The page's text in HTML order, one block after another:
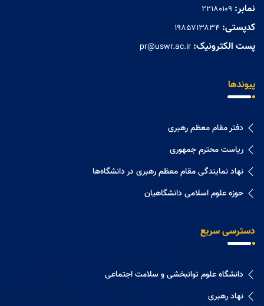
نمابر: ۲۲۱۸۰۱۰۹
کدپستی: ۱۹۸۵۷۱۳۸۳۴
پست الکترونیک: pr@uswr.ac.ir
پیوندها
دفتر مقام معظم رهبری
ریاست محترم جمهوری
نهاد نمايندگی مقام معظم رهبری در دانشگاه‌ها
حوزه علوم اسلامی دانشگاهیان
دسترسی سریع
دانشگاه علوم توانبخشی و سلامت اجتماعی
نهاد رهبری